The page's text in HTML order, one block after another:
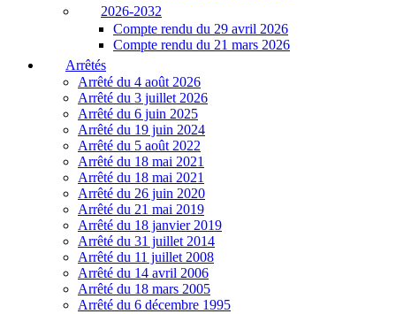
2026-2032
Compte rendu du 29 avril 2026
Compte rendu du 21 mars 2026
Arrêtés
Arrêté du 4 août 2026
Arrêté du 3 juillet 2026
Arrêté du 6 juin 2025
Arrêté du 19 juin 2024
Arrêté du 5 août 2022
Arrêté du 18 mai 2021
Arrêté du 18 mai 2021
Arrêté du 26 juin 2020
Arrêté du 21 mai 2019
Arrêté du 18 janvier 2019
Arrêté du 31 juillet 2014
Arrêté du 11 juillet 2008
Arrêté du 14 avril 2006
Arrêté du 18 mars 2005
Arrêté du 6 décembre 1995